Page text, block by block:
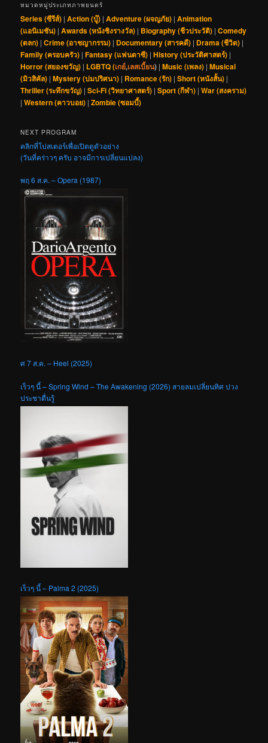
หมวดหมู่ประเภทภาพยนตร์
Series (ซีรีส์) |Action (บู๊) |Adventure (ผจญภัย) |Animation
(แอนิเมชัน) |Awards (หนังชิงรางวัล) | Biography (ชีวประวัติ) |Comedy
(ตลก) |Crime (อาชญากรรม) | Documentary (สารคดี) | Drama (ชีวิต) |
Family (ครอบครัว) |Fantasy (แฟนตาซี) |History (ประวัติศาสตร์) |
Horror (สยองขวัญ) | LGBTQ (เกย์,เลสเบี้ยน) |Music (เพลง) |Musical
(มิวสิคัล) |Mystery (ปมปริศนา) | Romance (รัก) |Short (หนังสั้น) |
Thriller (ระทึกขวัญ) |Sci-Fi (วิทยาศาสตร์) |Sport (กีฬา) |War (สงคราม)
|Western (คาวบอย) |Zombie (ซอมบี้)
NEXT PROGRAM
คลิกที่โปสเตอร์เพื่อเปิดดูตัวอย่าง
(วันที่คร่าวๆ ครับ อาจมีการเปลี่ยนแปลง)
พฤ 6 ส.ค. – Opera (1987)
ศ 7 ส.ค. – Heel (2025)
เร็วๆ นี้ – Spring Wind – The Awakening (2026) สายลมเปลี่ยนทิศ ปวง
ประชาตื่นรู้
เร็วๆ นี้ – Palma 2 (2025)